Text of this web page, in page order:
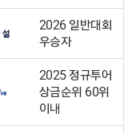
2026 일반대회
우승자
2025 정규투어
상금순위 60위
이내